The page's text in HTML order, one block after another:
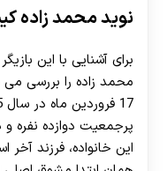
نوید محمد زاده
برای آشنایی با این
محمد زاده را بررسی می
پرجمعیت دوازده نفره و
این خانواده، فرزند